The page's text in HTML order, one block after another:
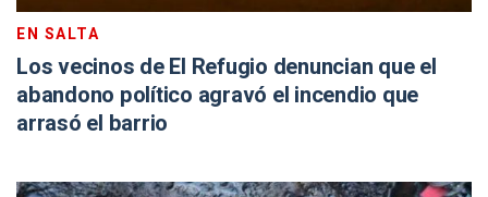
EN SALTA
Los vecinos de El Refugio denuncian que el
abandono político agravó el incendio que
arrasó el barrio